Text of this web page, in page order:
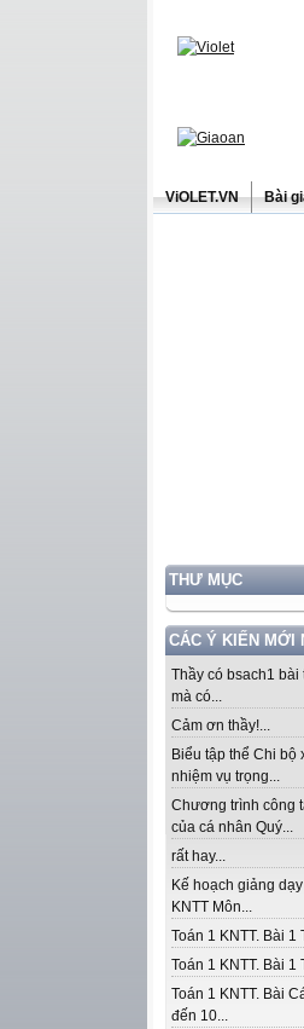
ViOLET.VN Bài
THƯ MỤC
CÁC Ý KIẾN MỚI
Thầy có bsach1 bài
mà có...
Cảm ơn thầy!...
Biểu tập thể Chi bộ
nhiệm vụ trọng...
Chương trình công
của cá nhân Quý...
rất hay...
Kế hoạch giảng
KNTT Môn...
Toán 1 KNTT. Bài 1
Toán 1 KNTT. Bài 1
Toán 1 KNTT. Bài
đến 10...